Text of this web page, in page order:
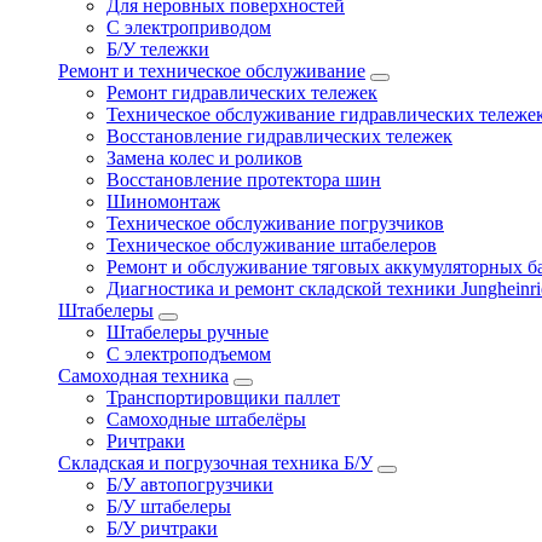
Для неровных поверхностей
С электроприводом
Б/У тележки
Ремонт и техническое обслуживание
Ремонт гидравлических тележек
Техническое обслуживание гидравлических
Восстановление гидравлических тележек
Замена колес и роликов
Восстановление протектора шин
Шиномонтаж
Техническое обслуживание погрузчиков
Техническое обслуживание штабелеров
Ремонт и обслуживание тяговых аккумуляторных
Диагностика и ремонт складской техники
Штабелеры
Штабелеры ручные
С электроподъемом
Самоходная техника
Транспортировщики паллет
Самоходные штабелёры
Ричтраки
Складская и погрузочная техника Б/У
Б/У автопогрузчики
Б/У штабелеры
Б/У ричтраки